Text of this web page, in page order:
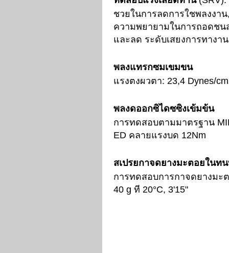
ชวยในการลดการใชพลงงา
ความพยายามในการถอดชน
และลด ระดับเสยงการทางาน
พลงแทรกซมเขมขน
แรงตงผวตา: 23,4 Dynes/cm
พลงดออกซิไดซซิงเข้มข้น
การทดสอบตามมาตรฐาน
ED คลายแรงบด 12Nm
สเปรยกาจดยางมะตอยในท
การทดสอบการกาจดยางมะ
40 g ที 20°C, 3'15"